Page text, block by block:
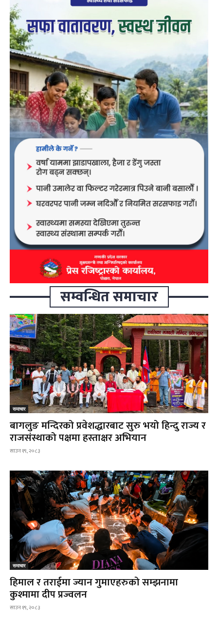
सम्वन्धित समाचार
समाचार
बागलुङ मन्दिरको प्रवेशद्धारबाट सुरु भयो हिन्दु राज्य र
राजसंस्थाको पक्षमा हस्ताक्षर अभियान
साउन १९, २०८३
समाचार
हिमाल र तराईमा ज्यान गुमाएहरुको सम्झनामा
कुश्मामा दीप प्रज्वलन
साउन १९, २०८३